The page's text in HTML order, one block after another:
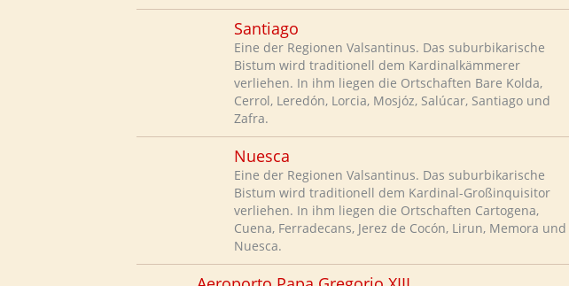
Santiago
Eine der Regionen Valsantinus. Das suburbikarische
Bistum wird traditionell dem Kardinalkämmerer
verliehen. In ihm liegen die Ortschaften Bare Kolda,
Cerrol, Leredón, Lorcia, Mosjóz, Salúcar, Santiago und
Zafra.
Nuesca
Eine der Regionen Valsantinus. Das suburbikarische
Bistum wird traditionell dem Kardinal-Großinquisitor
verliehen. In ihm liegen die Ortschaften Cartogena,
Cuena, Ferradecans, Jerez de Cocón, Lirun, Memora und
Nuesca.